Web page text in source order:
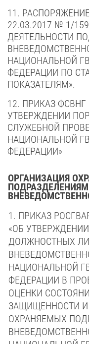
11.
22.03.2017 № 1/
ДЕЯТЕЛЬНОСТИ
НАЦИОНАЛЬНОЙ
ФЕДЕРАЦИИ ПО
ПОКАЗАТЕЛЯМ».
12. ПРИКАЗ ФСВНГ
УТВЕРЖДЕНИИ
СЛУЖЕБНОЙ
НАЦИОНАЛЬНОЙ
ФЕДЕРАЦИИ»
ОРГАНИЗАЦИЯ
1. ПРИКАЗ
«ОБ
ДОЛЖНОСТНЫХ
НАЦИОНАЛЬНОЙ
ФЕДЕРАЦИИ В
ОЦЕНКИ
ЗАЩИЩЕННОСТИ
ОХРАНЯЕМЫХ